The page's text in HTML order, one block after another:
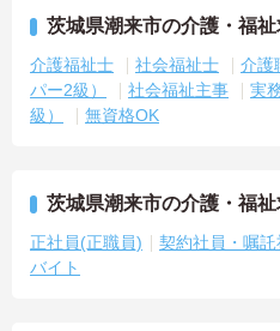
茨城県潮来市の介護・福
介護福祉士 社会福祉士
介護
パー2級）
社会福祉主事
実
級）
無資格OK
茨城県潮来市の介護・福
正社員(正職員) 契約社員・嘱託
バイト